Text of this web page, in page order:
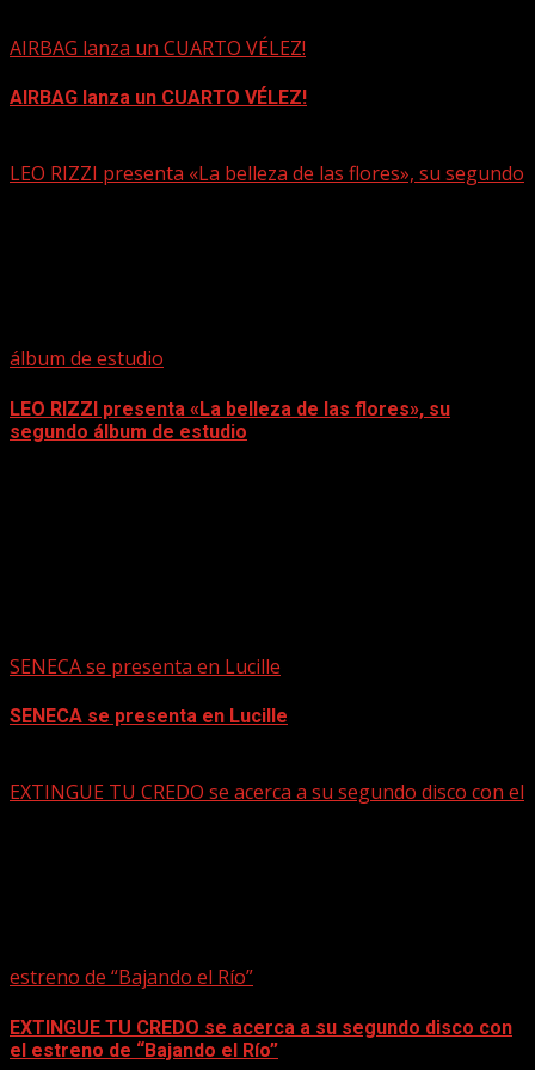
AIRBAG lanza un CUARTO VÉLEZ!
AIRBAG lanza un CUARTO VÉLEZ!
LEO RIZZI presenta «La belleza de las flores», su segundo
álbum de estudio
LEO RIZZI presenta «La belleza de las flores», su
segundo álbum de estudio
SENECA se presenta en Lucille
SENECA se presenta en Lucille
EXTINGUE TU CREDO se acerca a su segundo disco con el
estreno de “Bajando el Río”
EXTINGUE TU CREDO se acerca a su segundo disco con
el estreno de “Bajando el Río”